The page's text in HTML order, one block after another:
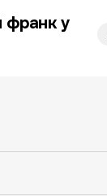
франк у